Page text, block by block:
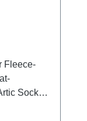
Fleece-
Socken